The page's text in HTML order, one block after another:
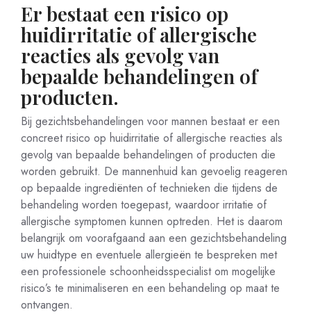
Er bestaat een risico op
huidirritatie of allergische
reacties als gevolg van
bepaalde behandelingen of
producten.
Bij gezichtsbehandelingen voor mannen bestaat er een
concreet risico op huidirritatie of allergische reacties als
gevolg van bepaalde behandelingen of producten die
worden gebruikt. De mannenhuid kan gevoelig reageren
op bepaalde ingrediënten of technieken die tijdens de
behandeling worden toegepast, waardoor irritatie of
allergische symptomen kunnen optreden. Het is daarom
belangrijk om voorafgaand aan een gezichtsbehandeling
uw huidtype en eventuele allergieën te bespreken met
een professionele schoonheidsspecialist om mogelijke
risico’s te minimaliseren en een behandeling op maat te
ontvangen.